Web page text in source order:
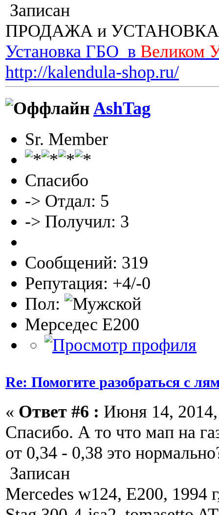
Записан
ПРОДАЖА и
Установка ГБО в Великом
http://kalendula-shop.ru/
AshTag
Sr. Member
Спасибо
-> Отдал: 5
-> Получил: 3
Сообщений: 319
Репутация: +4/-0
Пол:
Мерседес Е200
Re: Помогите разобраться с
« Ответ #6 : Июня 14,
Спасибо. А то что мап на
от 0,34 - 0,38 это
Записан
Mercedes w124, E200, 1994